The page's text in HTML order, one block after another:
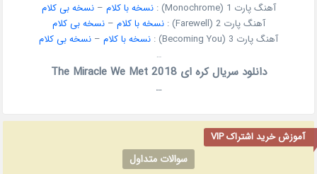
آهنگ پارت 1 (Monochrome) : نسخه با کلام –نسخه بی کلام
آهنگ پارت 2 (Farewell) :
نسخه با کلام –نسخه بی کلام
آهنگ پارت 3 (Becoming You) :
نسخه با کلام – نسخه بی کلام
…
دانلود سریال کره ای The Miracle We Met 2018
…
آموزش خرید اشتراک VIP
سوالات متداول